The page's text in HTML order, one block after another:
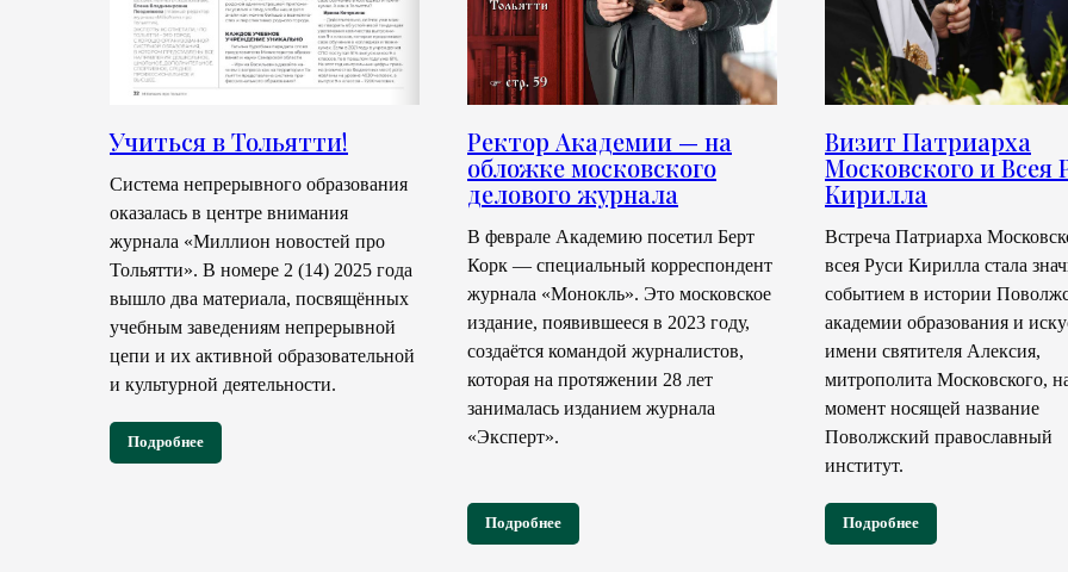
Учиться в Тольятти!
Система непрерывного образования
оказалась в центре внимания
журнала «Миллион новостей про
Тольятти». В номере 2 (14) 2025 года
вышло два материала, посвящённых
учебным заведениям непрерывной
цепи и их активной образовательной
и культурной деятельности.
Подробнее
Ректор Академии — на
обложке московского
делового журнала
В феврале Академию посетил Берт
Корк — специальный корреспондент
журнала «Монокль». Это московское
издание, появившееся в 2023 году,
создаётся командой журналистов,
которая на протяжении 28 лет
занималась изданием журнала
«Эксперт».
Подробнее
Визит Патриарха
Московского и Всея
Кирилла
Встреча Патриарха
всея Руси Кирилла стала
событием в истории
академии образования и
имени святителя Алексия,
митрополита Московского,
момент носящей название
Поволжский православный
институт.
Подробнее